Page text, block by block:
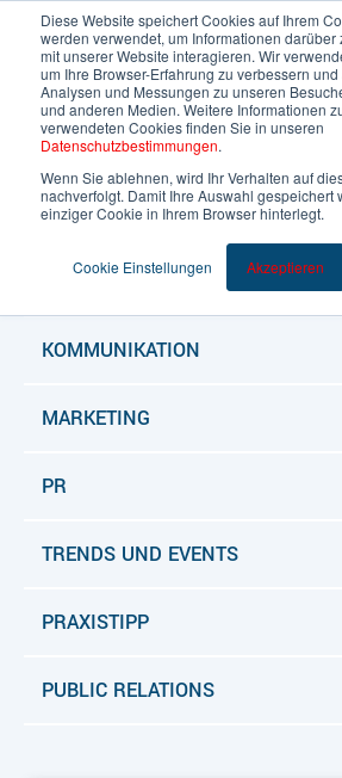
Diese Website speichert Cookies auf Ihrem
werden verwendet, um Informationen darüber
mit unserer Website interagieren. Wir
um Ihre Browser-Erfahrung zu verbessern
Analysen und Messungen zu unseren
und anderen Medien. Weitere Informationen
verwendeten Cookies finden Sie in unseren
Datenschutzbestimmungen.
Wenn Sie ablehnen, wird Ihr Verhalten auf
nachverfolgt. Damit Ihre Auswahl gespeichert
einziger Cookie in Ihrem Browser hinterlegt.
Cookie Einstellungen Akzeptieren
ALLE BLOGARTIKEL
BLOG
KOMMUNIKATION
MARKETING
PR
TRENDS UND EVENTS
PRAXISTIPP
PUBLIC RELATIONS